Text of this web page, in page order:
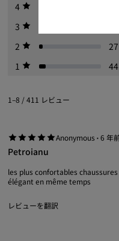
4
3
2
27
1
44
1–8 / 411 レビュー
Anonymous ·6 年
Petroianu
les plus confortables
élégant en même temps
レビューを翻訳